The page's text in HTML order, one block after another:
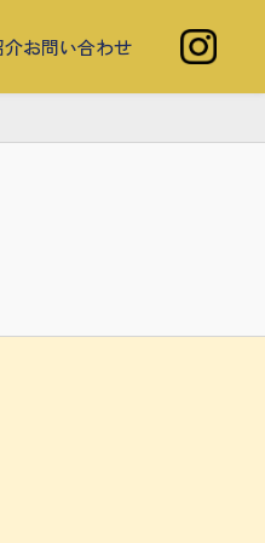
介お問い合わせ